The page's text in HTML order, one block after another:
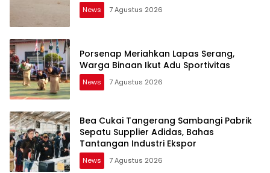
News 7 Agustus 2026
Porsenap Meriahkan Lapas Serang,
Warga Binaan Ikut Adu Sportivitas
News 7 Agustus 2026
Bea Cukai Tangerang Sambangi Pabrik
Sepatu Supplier Adidas, Bahas
Tantangan Industri Ekspor
News 7 Agustus 2026